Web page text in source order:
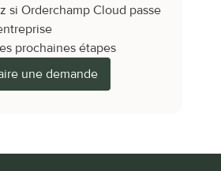
si Orderchamp Cloud passe
prochaines étapes
une demande